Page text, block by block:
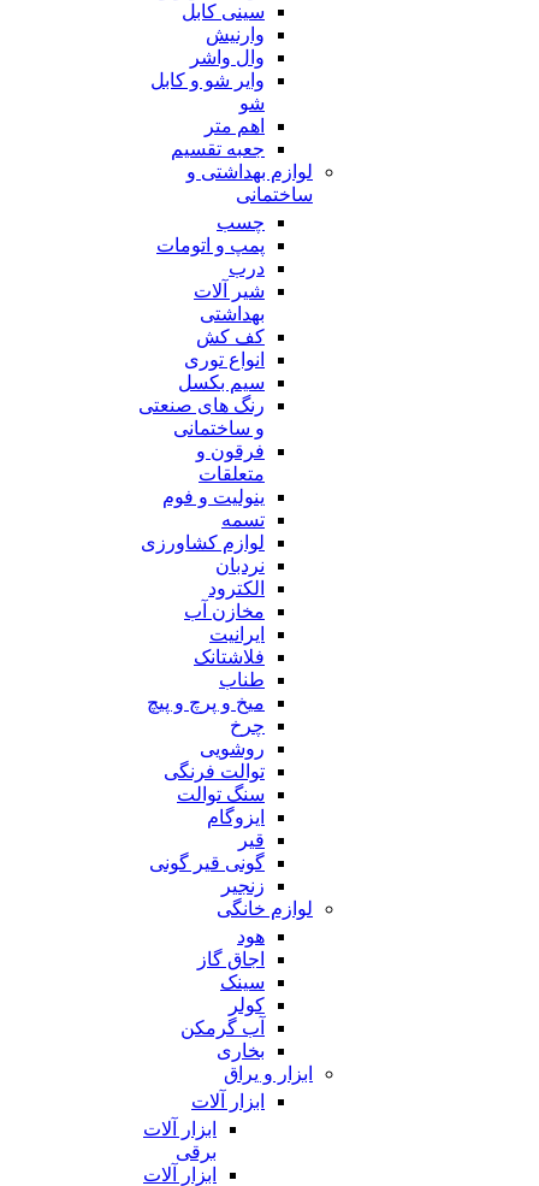
سینی کابل
وارنیش
وال واشر
وایر شو و کابل
شو
اهم متر
جعبه تقسیم
لوازم بهداشتی و
ساختمانی
چسب
پمپ و اتومات
درب
شیر آلات
بهداشتی
کف کش
انواع توری
سیم بکسل
رنگ های صنعتی
و ساختمانی
فرقون و
متعلقات
ینولیت و فوم
تسمه
لوازم کشاورزی
نردبان
الکترود
مخازن آب
ایرانیت
فلاشتانک
طناب
میخ و پرچ و پیچ
چرخ
روشویی
توالت فرنگی
سنگ توالت
ایزوگام
قیر
گونی قیر گونی
زنجیر
لوازم خانگی
هود
اجاق گاز
سینک
کولر
آب گرمکن
بخاری
ابزار و یراق
ابزار آلات
ابزار آلات
برقی
ابزار آلات